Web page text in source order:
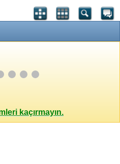
kaçırmayın.